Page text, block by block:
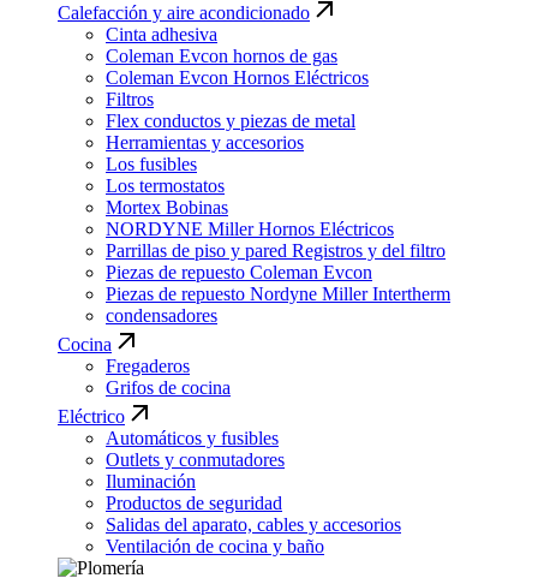
Calefacción y aire acondicionado
Cinta adhesiva
Coleman Evcon hornos de gas
Coleman Evcon Hornos Eléctricos
Filtros
Flex conductos y piezas de metal
Herramientas y accesorios
Los fusibles
Los termostatos
Mortex Bobinas
NORDYNE Miller Hornos Eléctricos
Parrillas de piso y pared Registros y del filtro
Piezas de repuesto Coleman Evcon
Piezas de repuesto Nordyne Miller Intertherm
condensadores
Cocina
Fregaderos
Grifos de cocina
Eléctrico
Automáticos y fusibles
Outlets y conmutadores
Iluminación
Productos de seguridad
Salidas del aparato, cables y accesorios
Ventilación de cocina y baño